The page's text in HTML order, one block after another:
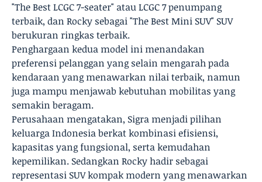
"The Best LCGC 7-seater" atau LCGC 7 penumpang
terbaik, dan Rocky sebagai "The Best Mini SUV" SUV
berukuran ringkas terbaik.
Penghargaan kedua model ini menandakan
preferensi pelanggan yang selain mengarah pada
kendaraan yang menawarkan nilai terbaik, namun
juga mampu menjawab kebutuhan mobilitas yang
semakin beragam.
Perusahaan mengatakan, Sigra menjadi pilihan
keluarga Indonesia berkat kombinasi efisiensi,
kapasitas yang fungsional, serta kemudahan
kepemilikan. Sedangkan Rocky hadir sebagai
representasi SUV kompak modern yang menawarkan